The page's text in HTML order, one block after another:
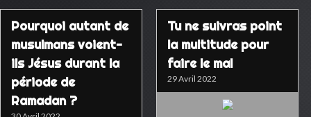
Pourquoi autant de
musulmans voient-
ils Jésus durant la
période de
Ramadan ?
Tu ne suivras point
la multitude pour
faire le mal
29 Avril 2022